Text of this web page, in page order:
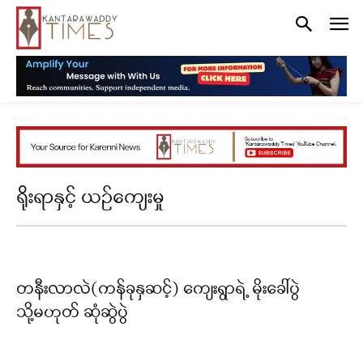
ရိုးရာနှင့် ယဉ်ကျေးမှု
တနီးလာလဲ(ကန်ခုနှဆင့်) ကျေးရွာရဲ့ မိုးခေါ်ပွဲ
သို့မဟုတ် ဆုံဆွဲပွဲ